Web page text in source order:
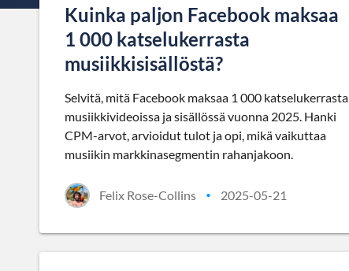
Kuinka paljon Facebook maksaa
1 000 katselukerrasta
musiikkisisällöstä?
Selvitä, mitä Facebook maksaa 1 000 katselukerrasta
musiikkivideoissa ja sisällössä vuonna 2025. Hanki
CPM-arvot, arvioidut tulot ja opi, mikä vaikuttaa
musiikin markkinasegmentin rahanjakoon.
Felix Rose-Collins • 2025-05-21